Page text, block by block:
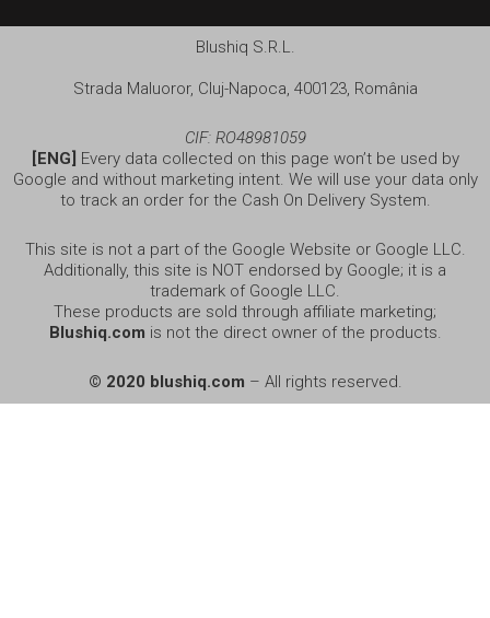
Blushiq S.R.L.
Strada Maluoror, Cluj-Napoca, 400123, România
CIF: RO48981059
[ENG] Every data collected on this page won’t be used by
Google and without marketing intent. We will use your data only
to track an order for the Cash On Delivery System.
This site is not a part of the Google Website or Google LLC.
Additionally, this site is NOT endorsed by Google; it is a
trademark of Google LLC.
These products are sold through affiliate marketing;
Blushiq.com is not the direct owner of the products.
© 2020 blushiq.com – All rights reserved.